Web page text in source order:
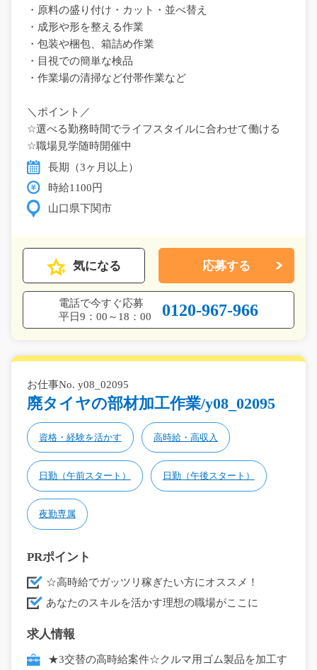
・原料の盛り付け・カット・並べ替え
・成形や形を整える作業
・包装や梱包、箱詰め作業
・目視での簡単な検品
・作業場の清掃など付帯作業など
＼ポイント／
☆選べる勤務時間でライフスタイルに合わせて働ける
☆職場見学随時開催中
長期（3ヶ月以上）
時給1100円
山口県下関市
気になる 応募する
電話で今すぐ応募
平日9：00～18：00
0120-967-966
お仕事No. y08_02095
廃タイヤの部材加工作業/y08_02095
資格・経験を活かす 高時給・高収入
日勤（午前スタート） 日勤（午後スタート）
夜勤専属
PRポイント
☆高時給でガッツリ稼ぎたい方にオススメ！
あなたのスキルを活かす理想の職場がここに
求人情報
★3交替の高時給案件☆クルマ用ゴム製品を加工す